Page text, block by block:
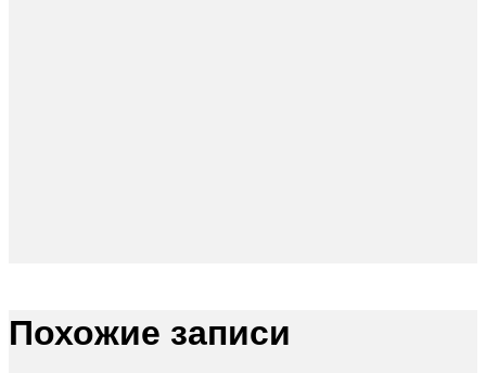
Похожие записи